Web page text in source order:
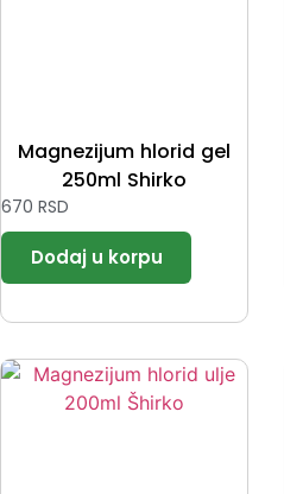
Magnezijum hlorid gel
250ml Shirko
670 RSD